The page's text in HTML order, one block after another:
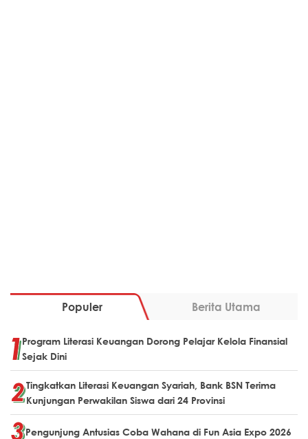
Populer Berita Utama
Program Literasi Keuangan Dorong Pelajar Kelola Finansial
Sejak Dini
Tingkatkan Literasi Keuangan Syariah, Bank BSN Terima
Kunjungan Perwakilan Siswa dari 24 Provinsi
Pengunjung Antusias Coba Wahana di Fun Asia Expo 2026